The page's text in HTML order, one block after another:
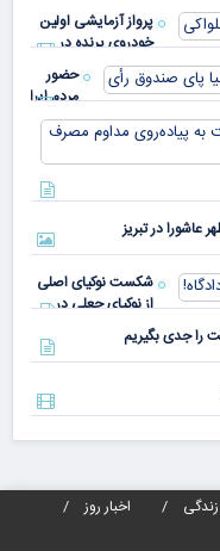
پرواز آزمایشی اولین
خودروی پرنده در
اسلواکی
حضور
مردم ایران
در
کشورهای
مختلف
دنیا پای
صندوق
عاشورا در تبریز
شکست نوکیای اصلی
از نوکیای جعلی در
دادگاه!
را جدی بگیریم
اخبار روز